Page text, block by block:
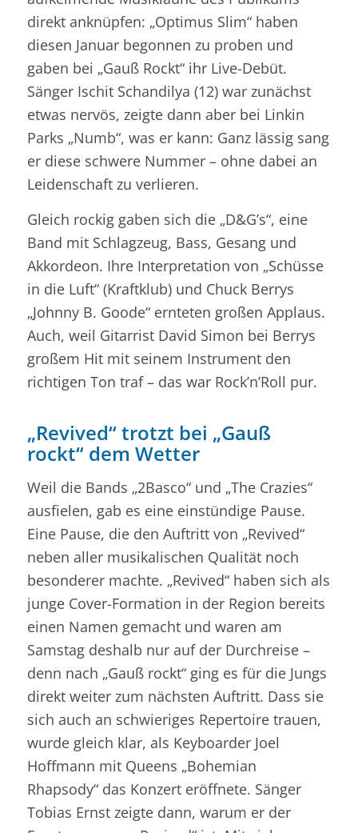
direkt anknüpfen: „Optimus Slim“ haben
diesen Januar begonnen zu proben und
gaben bei „Gauß Rockt“ ihr Live-Debüt.
Sänger Ischit Schandilya (12) war zunächst
etwas nervös, zeigte dann aber bei Linkin
Parks „Numb“, was er kann: Ganz lässig sang
er diese schwere Nummer – ohne dabei an
Leidenschaft zu verlieren.
Gleich rockig gaben sich die „D&G’s“, eine
Band mit Schlagzeug, Bass, Gesang und
Akkordeon. Ihre Interpretation von „Schüsse
in die Luft“ (Kraftklub) und Chuck Berrys
„Johnny B. Goode“ ernteten großen Applaus.
Auch, weil Gitarrist David Simon bei Berrys
großem Hit mit seinem Instrument den
richtigen Ton traf – das war Rock’n’Roll pur.
„Revived“ trotzt bei „Gauß
rockt“ dem Wetter
Weil die Bands „2Basco“ und „The Crazies“
ausfielen, gab es eine einstündige Pause.
Eine Pause, die den Auftritt von „Revived“
neben aller musikalischen Qualität noch
besonderer machte. „Revived“ haben sich als
junge Cover-Formation in der Region bereits
einen Namen gemacht und waren am
Samstag deshalb nur auf der Durchreise –
denn nach „Gauß rockt“ ging es für die Jungs
direkt weiter zum nächsten Auftritt. Dass sie
sich auch an schwieriges Repertoire trauen,
wurde gleich klar, als Keyboarder Joel
Hoffmann mit Queens „Bohemian
Rhapsody“ das Konzert eröffnete. Sänger
Tobias Ernst zeigte dann, warum er der